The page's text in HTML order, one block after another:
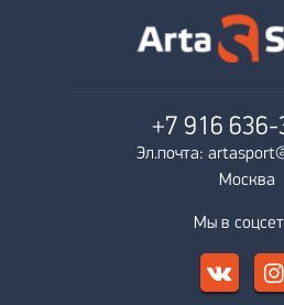
+7 916 636-
Эл.почта:
Москва
Мы в